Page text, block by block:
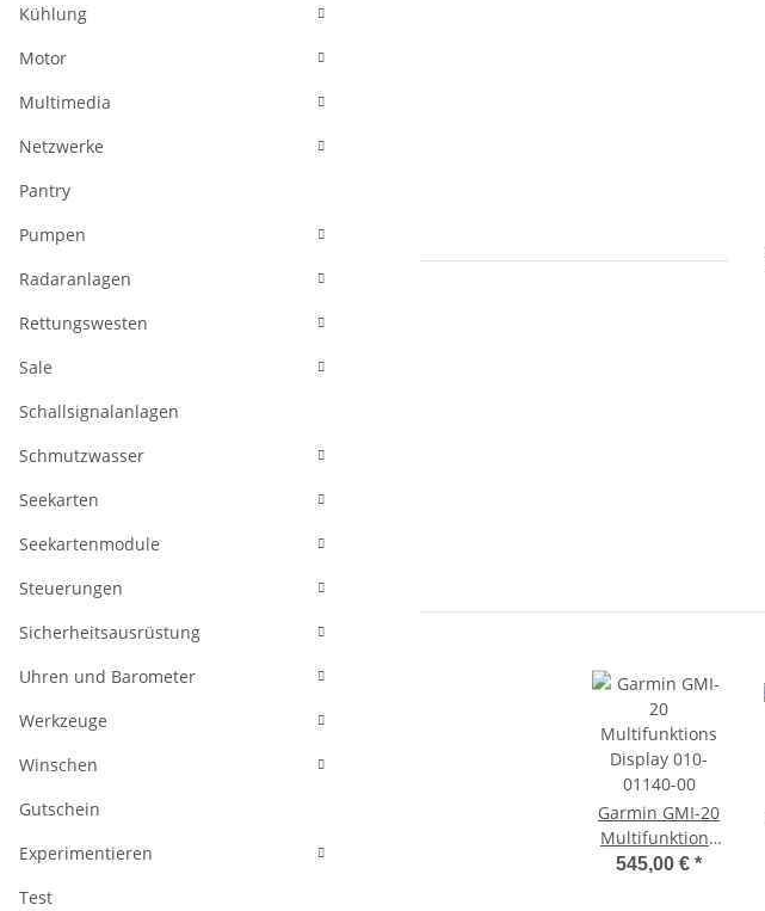
Garmin GMI-20
Multifunktions
Display 010-
545,00 € *
Kühlung
Motor
Multimedia
Netzwerke
Pantry
Pumpen
Radaranlagen
Rettungswesten
Sale
Schallsignalanlagen
Schmutzwasser
Seekarten
Seekartenmodule
Steuerungen
Sicherheitsausrüstung
Uhren und Barometer
Werkzeuge
Winschen
Gutschein
Experimentieren
Test